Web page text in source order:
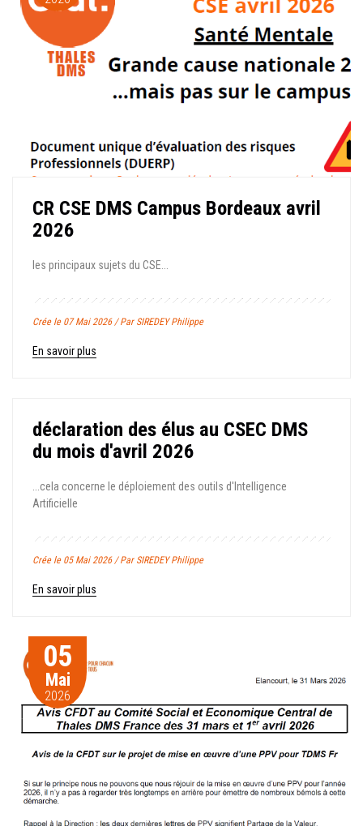
CR CSE DMS Campus Bordeaux avril
2026
les principaux sujets du CSE...
Crée le 07 Mai 2026 / Par SIREDEY Philippe
En savoir plus
déclaration des élus au CSEC DMS
du mois d'avril 2026
...cela concerne le déploiement des outils d'Intelligence
Artificielle
Crée le 05 Mai 2026 / Par SIREDEY Philippe
En savoir plus
05
Mai
2026